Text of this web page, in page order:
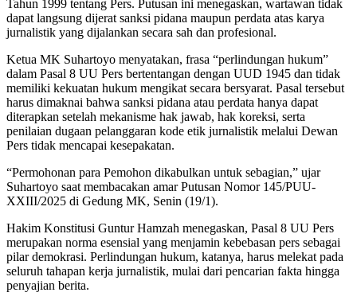
Tahun 1999 tentang Pers. Putusan ini menegaskan, wartawan tidak
dapat langsung dijerat sanksi pidana maupun perdata atas karya
jurnalistik yang dijalankan secara sah dan profesional.
Ketua MK Suhartoyo menyatakan, frasa “perlindungan hukum”
dalam Pasal 8 UU Pers bertentangan dengan UUD 1945 dan tidak
memiliki kekuatan hukum mengikat secara bersyarat. Pasal tersebut
harus dimaknai bahwa sanksi pidana atau perdata hanya dapat
diterapkan setelah mekanisme hak jawab, hak koreksi, serta
penilaian dugaan pelanggaran kode etik jurnalistik melalui Dewan
Pers tidak mencapai kesepakatan.
“Permohonan para Pemohon dikabulkan untuk sebagian,” ujar
Suhartoyo saat membacakan amar Putusan Nomor 145/PUU-
XXIII/2025 di Gedung MK, Senin (19/1).
Hakim Konstitusi Guntur Hamzah menegaskan, Pasal 8 UU Pers
merupakan norma esensial yang menjamin kebebasan pers sebagai
pilar demokrasi. Perlindungan hukum, katanya, harus melekat pada
seluruh tahapan kerja jurnalistik, mulai dari pencarian fakta hingga
penyajian berita.